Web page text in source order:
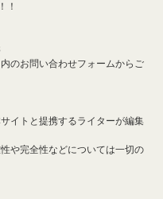
！
のお問い合わせフォームからご
イトと提携するライターが編集
や完全性などについては一切の